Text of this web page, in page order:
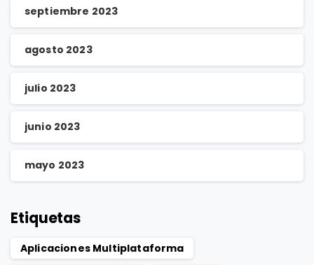
septiembre 2023
agosto 2023
julio 2023
junio 2023
mayo 2023
Etiquetas
Aplicaciones Multiplataforma